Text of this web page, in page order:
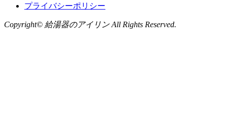
プライバシーポリシー
Copyright© 給湯器のアイリン All Rights Reserved.